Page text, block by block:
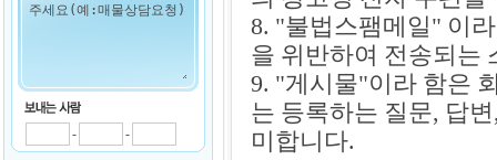
- -
8. "불법스팸메일" 이
을 위반하여 전송되는
9. "게시물"이라 함은
는 등록하는 질문, 답
미합니다.